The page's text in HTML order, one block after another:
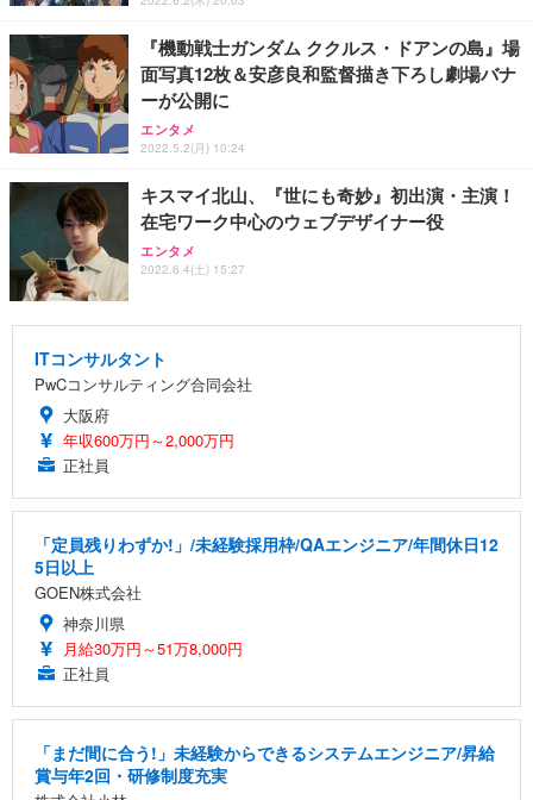
『機動戦士ガンダム ククルス・ドアンの島』場
面写真12枚＆安彦良和監督描き下ろし劇場バナ
ーが公開に
エンタメ
2022.5.2(月) 10:24
キスマイ北山、『世にも奇妙』初出演・主演！
在宅ワーク中心のウェブデザイナー役
エンタメ
2022.6.4(土) 15:27
ITコンサルタント
PwCコンサルティング合同会社
大阪府
年収600万円～2,000万円
正社員
「定員残りわずか!」/未経験採用枠/QAエンジニア/年間休日12
5日以上
GOEN株式会社
神奈川県
月給30万円～51万8,000円
正社員
「まだ間に合う!」未経験からできるシステムエンジニア/昇給
賞与年2回・研修制度充実